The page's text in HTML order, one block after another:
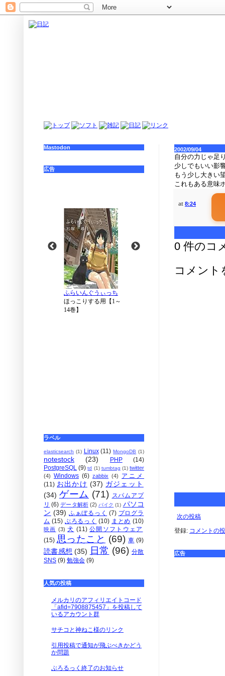
2002/09/04
自分の力じゃ足
少しでもいい影
もう少し大きい
これもある意味
at 8:24
0 件のコ
コメント
次の投稿
登録: コメントの
広告
Mastodon
広告
ラベル
elasticsearch (1) Linux (11) MongoDB (1)
notestock (23) PHP
(14)
PostgreSQL (9) td (1) tumbtag (1) twitter
(4) Windows (6) zabbix (4)
アニメ
(11) お出かけ (37) ガジェット
(34) ゲーム (71) スパムアプ
リ (6) データ解析 (2) バイク (1) パソコ
ン (39) ふぁぼるっく (7) プログラ
ム (15) ぶろるっく (10) まとめ (10)
映画 (3) 犬 (11) 公開ソフトウェア
(15) 思ったこと (69) 車 (9)
読書感想 (35) 日常 (96) 分散
SNS (9) 勉強会 (9)
人気の投稿
メルカリのアフィリエイトコード
「afid=7908875457」を投稿して
いるアカウント群
サチコと神ねこ様のリンク
引用投稿で通知が飛ぶべきかどう
か問題
ぶろるっく終了のお知らせ